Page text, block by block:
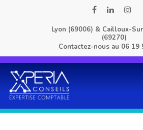
facebooklinkedin
Lyon (69006) & Cailloux-
(69270)
Contactez-nous au 06 19